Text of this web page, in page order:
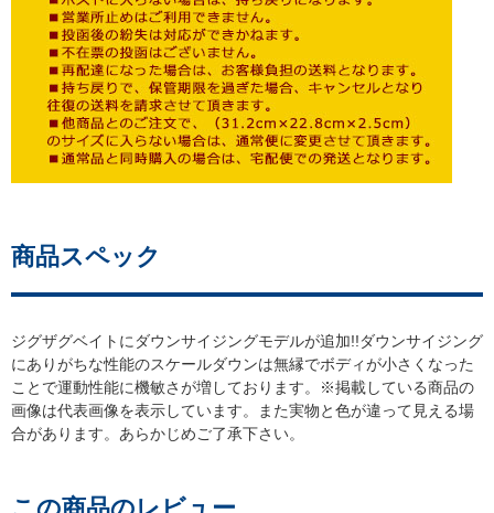
商品スペック
ジグザグベイトにダウンサイジングモデルが追加!!ダウンサイジング
にありがちな性能のスケールダウンは無縁でボディが小さくなった
ことで運動性能に機敏さが増しております。※掲載している商品の
画像は代表画像を表示しています。また実物と色が違って見える場
合があります。あらかじめご了承下さい。